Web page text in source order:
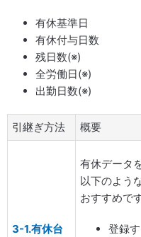
有休基準日
有休付与日数
残日数(※)
全労働日(※)
出勤日数(※)
引継ぎ方法 概要
3-1.有休台
有休データ
以下のよう
おすすめです
登録